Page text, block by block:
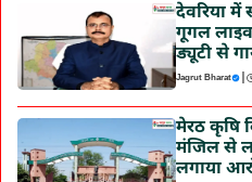
देवरिया में
गूगल
ड्यूटी से
Jagrut Bharat |
मेरठ कृषि
मंजिल से
लगाया